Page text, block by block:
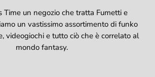
Time un negozio che tratta Fumetti e
un vastissimo assortimento di funko
videogiochi e tutto ciò che è correlato al
mondo fantasy.